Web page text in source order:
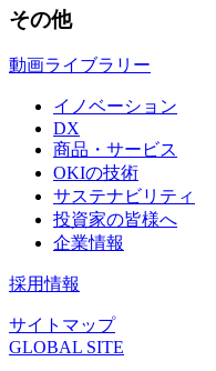
その他
動画ライブラリー
イノベーション
DX
商品・サービス
OKIの技術
サステナビリティ
投資家の皆様へ
企業情報
採用情報
サイトマップ
GLOBAL SITE